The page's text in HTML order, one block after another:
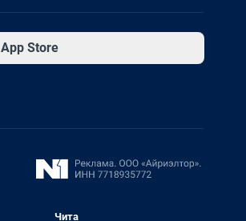
App Store
Чита